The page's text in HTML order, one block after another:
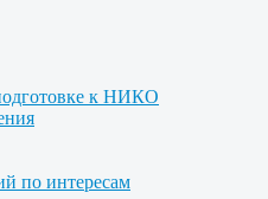
к НИКО
по интересам